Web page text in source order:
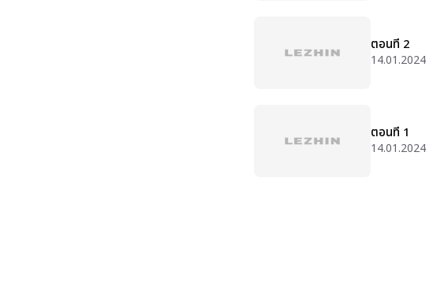
ตอนที่ 2
14.01.2024
ตอนที่ 1
14.01.2024